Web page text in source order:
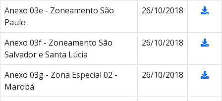
Anexo 03e - Zoneamento São
Paulo
26/10/2018
Anexo 03f - Zoneamento São
Salvador e Santa Lúcia
26/10/2018
Anexo 03g - Zona Especial 02 -
Marobá
26/10/2018